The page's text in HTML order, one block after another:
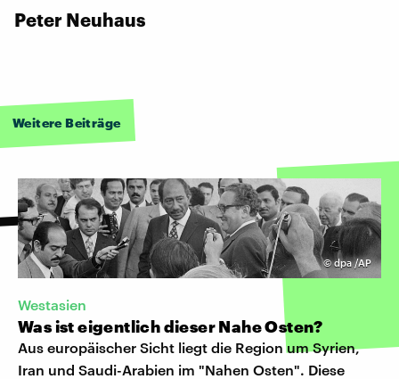
Peter Neuhaus
Weitere Beiträge
©dpa /AP
Westasien
Was ist eigentlich dieser Nahe Osten?
Aus europäischer Sicht liegt die Region um Syrien,
Iran und Saudi-Arabien im "Nahen Osten". Diese